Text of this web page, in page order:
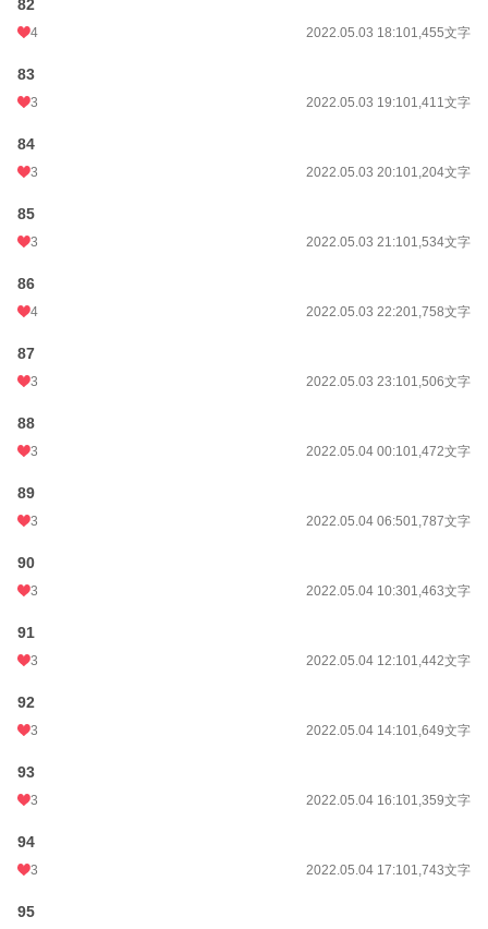
82
4 2022.05.03 18:101,455文字
83
3 2022.05.03 19:101,411文字
84
3 2022.05.03 20:101,204文字
85
3 2022.05.03 21:101,534文字
86
4 2022.05.03 22:201,758文字
87
3 2022.05.03 23:101,506文字
88
3 2022.05.04 00:101,472文字
89
3 2022.05.04 06:501,787文字
90
3 2022.05.04 10:301,463文字
91
3 2022.05.04 12:101,442文字
92
3 2022.05.04 14:101,649文字
93
3 2022.05.04 16:101,359文字
94
3 2022.05.04 17:101,743文字
95